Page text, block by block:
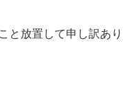
と放置して申し訳あり